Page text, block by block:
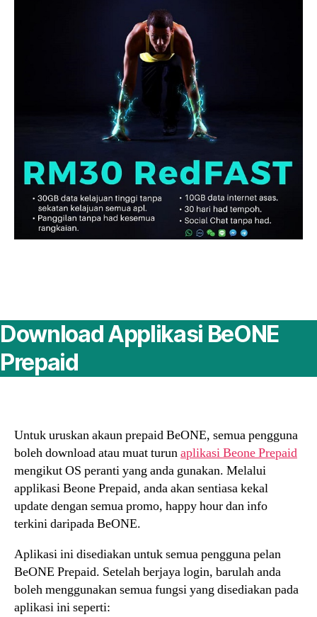
Download Applikasi BeONE
Prepaid
Untuk uruskan akaun prepaid BeONE, semua pengguna
boleh download atau muat turunaplikasi Beone Prepaid
mengikut OS peranti yang anda gunakan. Melalui
applikasi Beone Prepaid, anda akan sentiasa kekal
update dengan semua promo, happy hour dan info
terkini daripada BeONE.
Aplikasi ini disediakan untuk semua pengguna pelan
BeONE Prepaid. Setelah berjaya login, barulah anda
boleh menggunakan semua fungsi yang disediakan pada
aplikasi ini seperti: